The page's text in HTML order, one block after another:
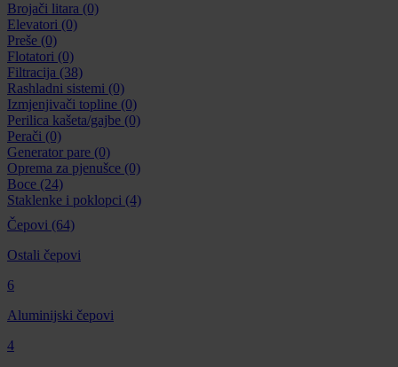
Brojači litara (0)
Elevatori (0)
Preše (0)
Flotatori (0)
Filtracija (38)
Rashladni sistemi (0)
Izmjenjivači topline (0)
Perilica kašeta/gajbe (0)
Perači (0)
Generator pare (0)
Oprema za pjenušce (0)
Boce (24)
Staklenke i poklopci (4)
Čepovi (64)
Ostali čepovi
6
Aluminijski čepovi
4